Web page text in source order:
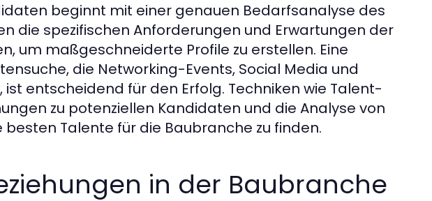
beginnt mit einer genauen Bedarfsanalyse des
die spezifischen Anforderungen und Erwartungen der
um maßgeschneiderte Profile zu erstellen. Eine
die Networking-Events, Social Media und
entscheidend für den Erfolg. Techniken wie Talent-
zu potenziellen Kandidaten und die Analyse von
Talente für die Baubranche zu finden.
in der Baubranche